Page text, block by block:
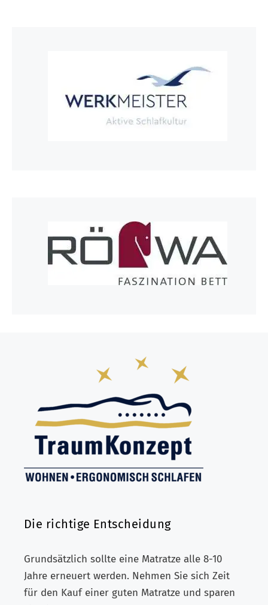
Die richtige Entscheidung
Grundsätzlich sollte eine Matratze alle 8-10
Jahre erneuert werden. Nehmen Sie sich Zeit
für den Kauf einer guten Matratze und sparen